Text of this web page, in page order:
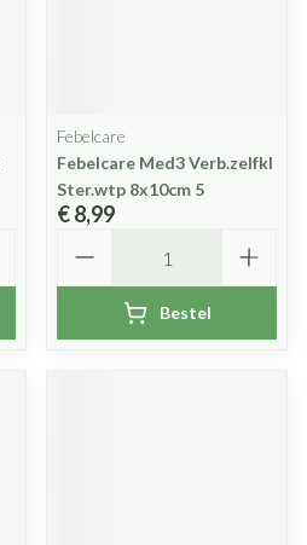
Febelcare
Febelcare Med3 Verb.zelfkl
Ster.wtp 8x10cm 5
€ 8,99
Bestel